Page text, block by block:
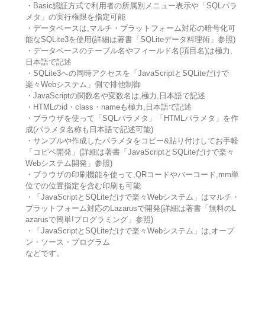
・Basic認証方式で利用者の所属別メニュー表示や「SQLパラ
メタ」の実行権限を指定可能
・データベースは,マルチ・プラットフォーム対応の暗号化可
能なSQLite3を使用(詳細は著書「SQLiteデータ料理術」参照)
・データベースのテーブル名やフィールド名(項目名)は極力,
日本語で記述
・SQLite3への同時アクセスを「JavaScriptとSQLiteだけで
楽々Webシステム」側で排他制御
・JavaScriptの関数名や変数名は,極力,日本語で記述
・HTMLのid・class・nameも極力,日本語で記述
・ブラウザを使って「SQLパラメタ」「HTMLパラメタ」を作
成(パラメタ名称も日本語で記述可能)
・サンプルや作成したパラメタをコピー&貼り付けしてお手軽
「コピペ開発」(詳細は著書「JavaScriptとSQLiteだけで楽々
Webシステム開発」参照)
・ブラウザの印刷機能を使って,QRコードやバーコード,mm単
位での位置指定を含む印刷も可能
・「JavaScriptとSQLiteだけで楽々Webシステム」はマルチ・
プラットフォーム対応のLazarusで開発(詳細は著書「無料のL
azarusで簡単!プログラミング」参照)
・「JavaScriptとSQLiteだけで楽々Webシステム」は,オープ
ン・ソース・プログラム
などです。